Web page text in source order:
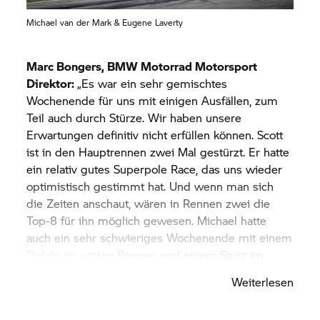
Michael van der Mark & Eugene Laverty
Marc Bongers, BMW Motorrad Motorsport
Direktor:„Es war ein sehr gemischtes
Wochenende für uns mit einigen Ausfällen, zum
Teil auch durch Stürze. Wir haben unsere
Erwartungen definitiv nicht erfüllen können. Scott
ist in den Hauptrennen zwei Mal gestürzt. Er hatte
ein relativ gutes Superpole Race, das uns wieder
optimistisch gestimmt hat. Und wenn man sich
die Zeiten anschaut, wären in Rennen zwei die
Top-8 für ihn möglich gewesen. Michael hatte
auch ein sehr schwieriges Wochenende mit einem
Defekt im ersten Rennen und einem Sturz im
Abstimmung zu erarbeiten, um im zweitenWeiterlesen